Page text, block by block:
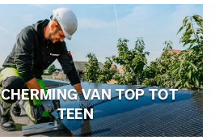
VAN TOP TOT
TEEN